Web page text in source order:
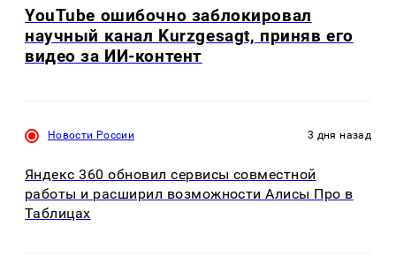
YouTube ошибочно заблокировал
научный канал Kurzgesagt, приняв его
видео за ИИ-контент
Новости России 3 дня назад
Яндекс 360 обновил сервисы совместной
работы и расширил возможности Алисы Про в
Таблицах